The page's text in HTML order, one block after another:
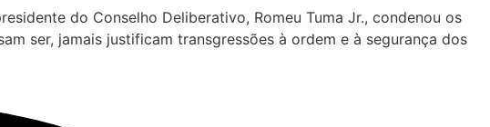
do Conselho Deliberativo, Romeu Tuma Jr., condenou os
ser, jamais justificam transgressões à ordem e à segurança dos